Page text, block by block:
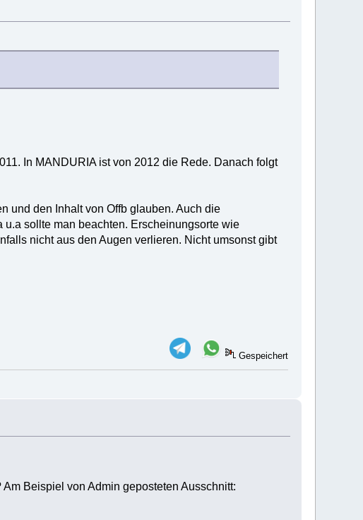
In MANDURIA ist von 2012 die Rede. Danach folgt
und den Inhalt von Offb glauben. Auch die
sollte man beachten. Erscheinungsorte wie
nicht aus den Augen verlieren. Nicht umsonst gibt
Gespeichert
Beispiel von Admin geposteten Ausschnitt: